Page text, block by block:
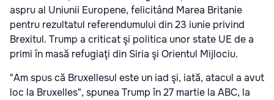
aspru al Uniunii Europene, felicitând Marea Britanie
pentru rezultatul referendumului din 23 iunie privind
Brexitul. Trump a criticat şi politica unor state UE de a
primi în masă refugiaţi din Siria şi Orientul Mijlociu.
"Am spus că Bruxellesul este un iad şi, iată, atacul a avut
loc la Bruxelles", spunea Trump în 27 martie la ABC, la